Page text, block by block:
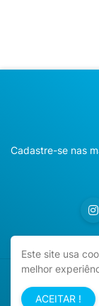
Cadastre-se nas
Este site usa
melhor
ACEITAR !